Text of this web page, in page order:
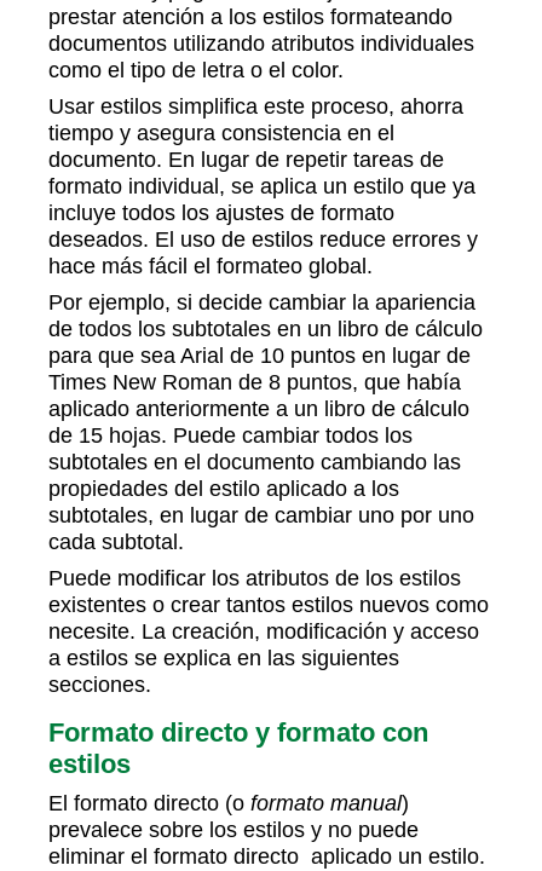
prestar atención a los estilos formateando
documentos utilizando atributos individuales
como el tipo de letra o el color.
Usar estilos simplifica este proceso, ahorra
tiempo y asegura consistencia en el
documento. En lugar de repetir tareas de
formato individual, se aplica un estilo que ya
incluye todos los ajustes de formato
deseados. El uso de estilos reduce errores y
hace más fácil el formateo global.
Por ejemplo, si decide cambiar la apariencia
de todos los subtotales en un libro de cálculo
para que sea Arial de 10 puntos en lugar de
Times New Roman de 8 puntos, que había
aplicado anteriormente a un libro de cálculo
de 15 hojas. Puede cambiar todos los
subtotales en el documento cambiando las
propiedades del estilo aplicado a los
subtotales, en lugar de cambiar uno por uno
cada subtotal.
Puede modificar los atributos de los estilos
existentes o crear tantos estilos nuevos como
necesite. La creación, modificación y acceso
a estilos se explica en las siguientes
secciones.
Formato directo y formato con
estilos
El formato directo (o formato manual)
prevalece sobre los estilos y no puede
eliminar el formato directo aplicado un estilo.